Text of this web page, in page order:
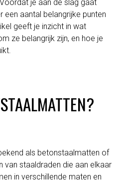
je aan de slag gaat
aantal belangrijke punten
geeft je inzicht in wat
ze belangrijk zijn, en hoe je
als betonstaalmatten of
van staaldraden die aan elkaar
in verschillende maten en